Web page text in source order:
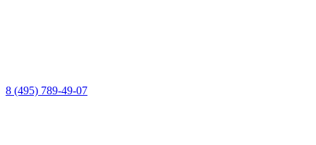
8 (495) 789-49-07